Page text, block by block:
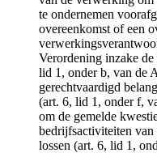
te ondernemen
overeenkomst of een
Verordening inzake
lid 1, onder b, van de
gerechtvaardigd
(art. 6, lid 1, onder f,
om de gemelde
bedrijfsactiviteiten
lossen (art. 6, lid 1,